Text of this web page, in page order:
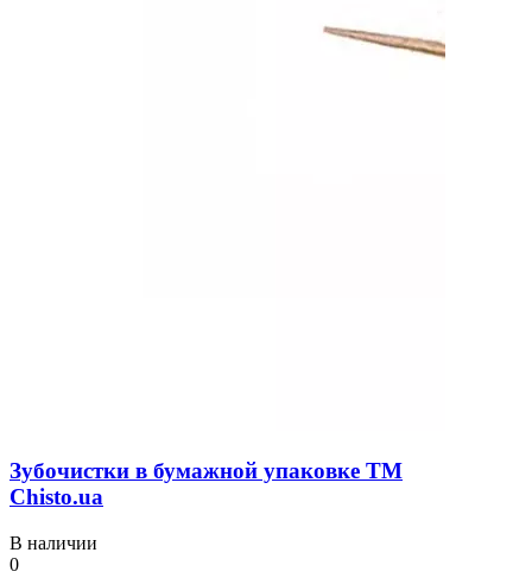
Зубочистки в бумажной упаковке TM
Chisto.ua
В наличии
0